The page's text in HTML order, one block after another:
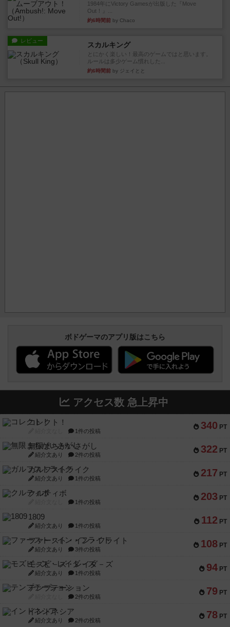
1984年にVictory Gamesが出版した『Move
Out！』...
約6時間前 by Chaco
レビュー スカルキング
とにかく楽しい！最高のゲームではと思います。
ルールは多少ゲーム慣れした...
約6時間前 by ジェイとと
ボドゲーマのアプリ版はこちら
アクセス数 急上昇中
340 PT
コレクト！
1件の投稿
322 PT
無限まちがいさがし
紹介文あり 2件の投稿
217 PT
ガルフストライク
紹介文あり 1件の投稿
203 PT
クルティボ
1件の投稿
112 PT
1809
紹介文あり 1件の投稿
108 PT
ファースト・イン・フライト
紹介文あり 3件の投稿
94 PT
モズビ－ズ・レイダ－ズ
紹介文あり 1件の投稿
79 PT
テンプテーション
2件の投稿
78 PT
インドネシア
紹介文あり 2件の投稿